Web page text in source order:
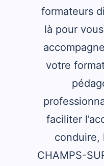
formateurs
là pour
votre
faciliter
conduire,
CHAMPS-